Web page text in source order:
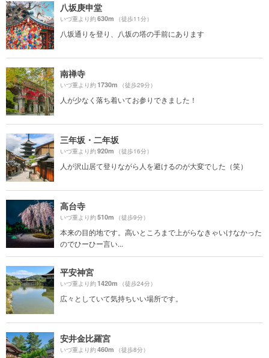
八坂庚申堂
いづ重より約630m （徒歩11分）
八坂通りを登り、八坂の塔の手前にあります
南禅寺
いづ重より約1730m （徒歩29分）
人が少なく落ち着いてお参りできました！
三年坂・二年坂
いづ重より約920m （徒歩16分）
人が沢山居て登りながら人を避けるのが大変でした（笑）
高台寺
いづ重より約510m （徒歩9分）
本来の目的地です。高いところまで上がらなきゃいけなかった
のでひーひー言い...
平安神宮
いづ重より約1420m （徒歩24分）
広々としていて気持ちいい場所です。
安井金比羅宮
いづ重より約460m （徒歩8分）